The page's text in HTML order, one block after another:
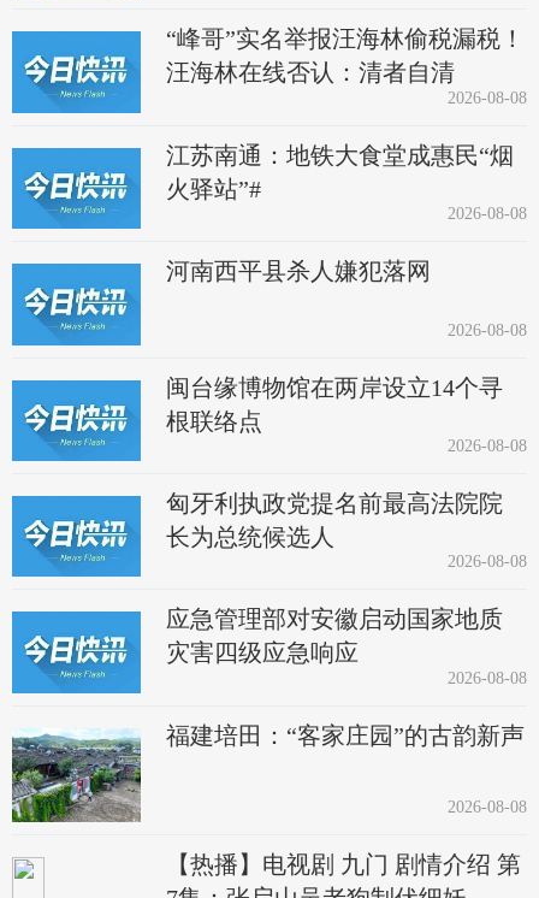
“峰哥”实名举报汪海林偷税漏税！
汪海林在线否认：清者自清
2026-08-08
江苏南通：地铁大食堂成惠民“烟
火驿站”#
2026-08-08
河南西平县杀人嫌犯落网
2026-08-08
闽台缘博物馆在两岸设立14个寻
根联络点
2026-08-08
匈牙利执政党提名前最高法院院
长为总统候选人
2026-08-08
应急管理部对安徽启动国家地质
灾害四级应急响应
2026-08-08
福建培田：“客家庄园”的古韵新声
2026-08-08
【热播】电视剧 九门 剧情介绍 第